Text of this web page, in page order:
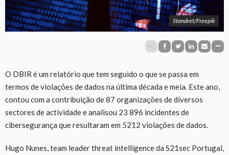
Standret/Freepik
O DBIR é um relatório que tem seguido o que se passa em
termos de violações de dados na última década e meia. Este ano,
contou com a contribuição de 87 organizações de diversos
sectores de actividade e analisou 23 896 incidentes de
cibersegurança que resultaram em 5212 violações de dados.
Hugo Nunes, team leader threat intelligence da S21sec Portugal,